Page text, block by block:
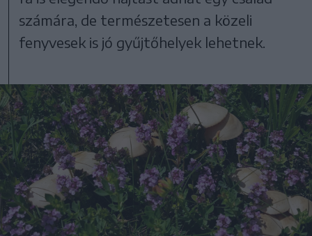
számára, de természetesen a közeli
fenyvesek is jó gyűjtőhelyek lehetnek.